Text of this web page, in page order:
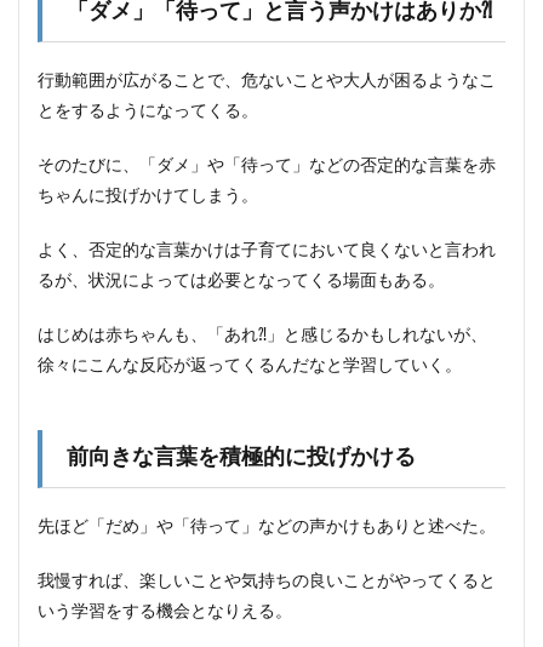
した
とい
持ち
長に
せな
自分
児に
信じ
よう
2.2
つけ)
には
「ダメ」「待って」と言う声かけはありか⁈
行動範囲が広がることで、危ないことや大人が困るようなこ
とをするようになってくる。
そのたびに、「ダメ」や「待って」などの否定的な言葉を赤
ちゃんに投げかけてしまう。
よく、否定的な言葉かけは子育てにおいて良くないと言われ
るが、状況によっては必要となってくる場面もある。
はじめは赤ちゃんも、「あれ⁈」と感じるかもしれないが、
徐々にこんな反応が返ってくるんだなと学習していく。
前向きな言葉を積極的に投げかける
先ほど「だめ」や「待って」などの声かけもありと述べた。
我慢すれば、楽しいことや気持ちの良いことがやってくると
いう学習をする機会となりえる。